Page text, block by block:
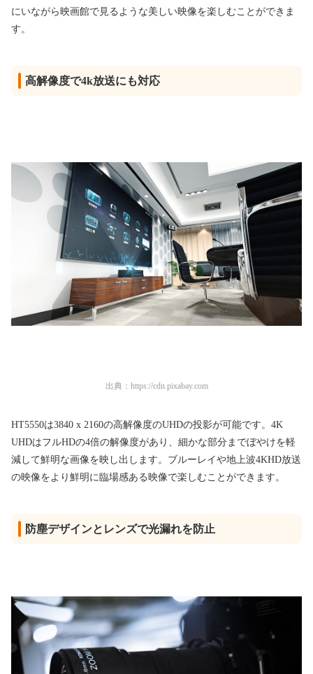
にいながら映画館で見るような美しい映像を楽しむことができま
す。
高解像度で4k放送にも対応
出典： https://cdn.pixabay.com
HT5550は3840 x 2160の高解像度のUHDの投影が可能です。4K
UHDはフルHDの4倍の解像度があり、細かな部分までぼやけを軽
減して鮮明な画像を映し出します。ブルーレイや地上波4KHD放送
の映像をより鮮明に臨場感ある映像で楽しむことができます。
防塵デザインとレンズで光漏れを防止